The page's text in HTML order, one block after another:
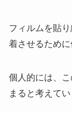
フィルムを貼
着させるために
個人的には、
まると考えてい